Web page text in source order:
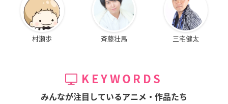
村瀬歩 斉藤壮馬 三宅健太
KEYWORDS
みんなが注目しているアニメ・作品たち